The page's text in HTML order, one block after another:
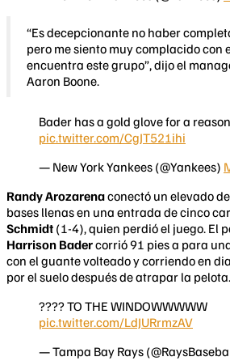
“Es decepcionante no haber
pero me siento muy complacido con
encuentra este grupo”, dijo el
Aaron Boone.
Bader has a gold glove for a
pic.twitter.com/CgJT521ihi
— New York Yankees (@Yankees)
Randy Arozarenaconectó un elevado
bases llenas en una entrada de cinco
Schmidt (1-4), quien perdió el juego. El
Harrison Badercorrió 91 pies a para
con el guante volteado y corriendo en
por el suelo después de atrapar la pelota.
????️ TO THE WINDOWWWWW
pic.twitter.com/LdJURrmzAV
— Tampa Bay Rays